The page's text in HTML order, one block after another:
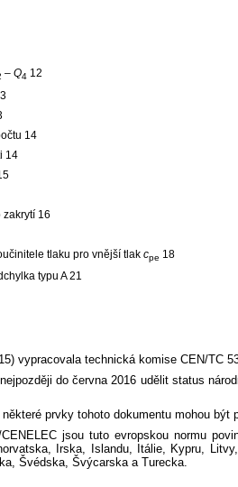
–Q4 12
14
14
16
tlaku pro vnější tlakcpe 18
typu A 21
vypracovala technická komise CEN/TC
do června 2016 udělit status
prvky tohoto dokumentu mohou
jsou tuto evropskou normu
Irska, Islandu, Itálie, Kypru,
Švédska, Švýcarska a Turecka.